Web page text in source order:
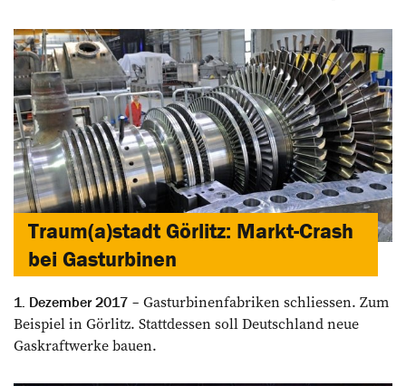
Traum(a)stadt Görlitz: Markt-Crash
bei Gasturbinen
1. Dezember 2017
Gasturbinenfabriken schliessen. Zum
Beispiel in Görlitz. Stattdessen soll Deutschland neue
Gaskraftwerke bauen.